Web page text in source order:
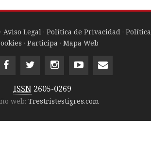
Aviso Legal · Política de Privacidad · Política
· Participa · Mapa Web
ISSN 2605-0269
web: Trestristestigres.com